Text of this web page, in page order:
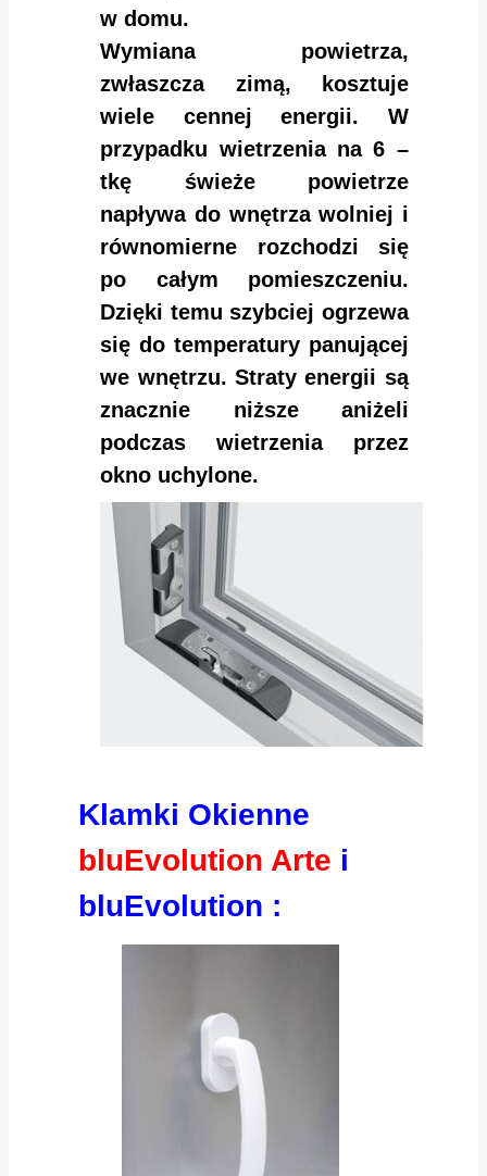
w domu.
Wymiana powietrza,
zwłaszcza zimą, kosztuje
wiele cennej energii. W
przypadku wietrzenia na 6 –
tkę świeże powietrze
napływa do wnętrza wolniej i
równomierne rozchodzi się
po całym pomieszczeniu.
Dzięki temu szybciej ogrzewa
się do temperatury panującej
we wnętrzu. Straty energii są
znacznie niższe aniżeli
podczas wietrzenia przez
okno uchylone.
Klamki Okienne
bluEvolution Arte i
bluEvolution :